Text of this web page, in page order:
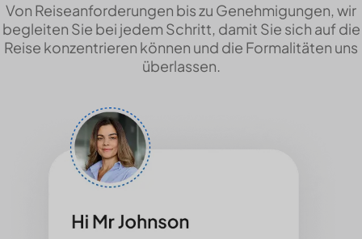
Von Reiseanforderungen bis zu Genehmigungen, wir
begleiten Sie bei jedem Schritt, damit Sie sich auf die
Reise konzentrieren können und die Formalitäten uns
überlassen.